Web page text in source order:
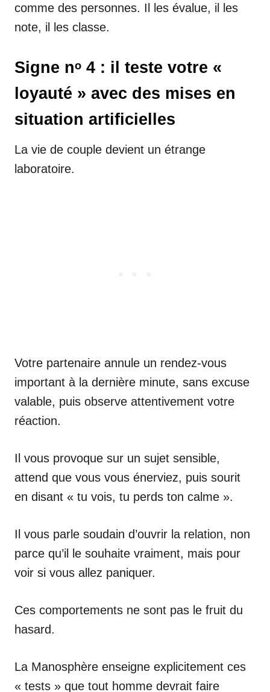
comme des personnes. Il les évalue, il les
note, il les classe.
Signe nᵒ 4 : il teste votre «
loyauté » avec des mises en
situation artificielles
La vie de couple devient un étrange
laboratoire.
Votre partenaire annule un rendez-vous
important à la dernière minute, sans excuse
valable, puis observe attentivement votre
réaction.
Il vous provoque sur un sujet sensible,
attend que vous vous énerviez, puis sourit
en disant « tu vois, tu perds ton calme ».
Il vous parle soudain d’ouvrir la relation, non
parce qu’il le souhaite vraiment, mais pour
voir si vous allez paniquer.
Ces comportements ne sont pas le fruit du
hasard.
La Manosphère enseigne explicitement ces
« tests » que tout homme devrait faire